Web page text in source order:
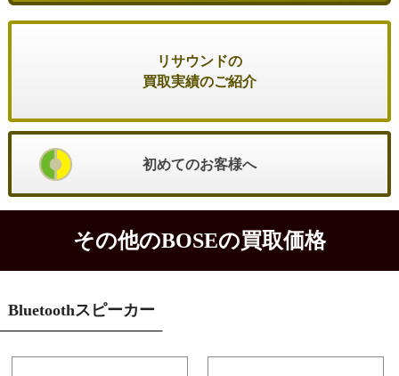
リサウンドの
買取実績のご紹介
初めてのお客様へ
その他のBOSEの買取価格
Bluetoothスピーカー